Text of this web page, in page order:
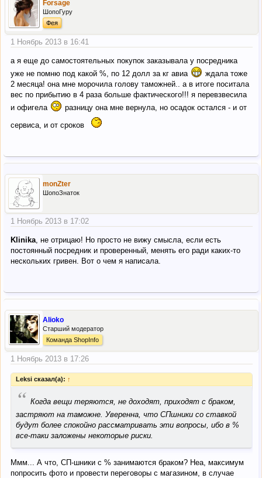
Forsage
ШопоГуру
Фея
1 Ноябрь 2013 в 16:41
а я еще до самостоятельных покупок заказывала у посредника
уже не помню под какой %, по 12 долл за кг авиа
ждала тоже
2 месяца! она мне морочила голову таможней.. а в итоге поситала
вес по прибытию в 4 раза больше фактического!!! я перевзвесила
и офигела
разницу она мне вернула, но осадок остался - и от
сервиса, и от сроков
monZter
ШопоЗнаток
1 Ноябрь 2013 в 17:02
Klinika, не отрицаю! Но просто не вижу смысла, если есть
постоянный посредник и проверенный, менять его ради каких-то
нескольких гривен. Вот о чем я написала.
Alioko
Старший модератор
Команда ShopInfo
1 Ноябрь 2013 в 17:26
Leksi сказал(а): ↑
“ Когда вещи теряются, не доходят, приходят с браком,
застряют на таможне. Уверенна, что СПшники со ставкой
будут более спокойно рассматривать эти вопросы, ибо в %
все-таки заложены некоторые риски.
Ммм... А что, СП-шники с % занимаются браком? Неа, максимум
попросить фото и провести переговоры с магазином, в случае